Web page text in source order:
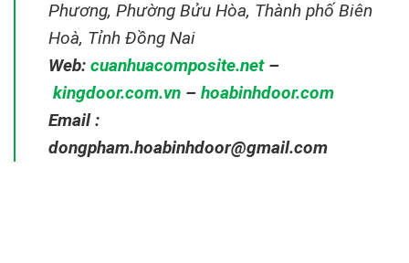
Phương, Phường Bửu Hòa, Thành phố Biên
Hoà, Tỉnh Đồng Nai
Web: cuanhuacomposite.net–
kingdoor.com.vn – hoabinhdoor.com
Email :
dongpham.hoabinhdoor@gmail.com